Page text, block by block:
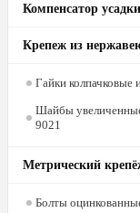
Компенсатор
Крепеж из
Гайки
Шайбы
9021
Метрический
Болты